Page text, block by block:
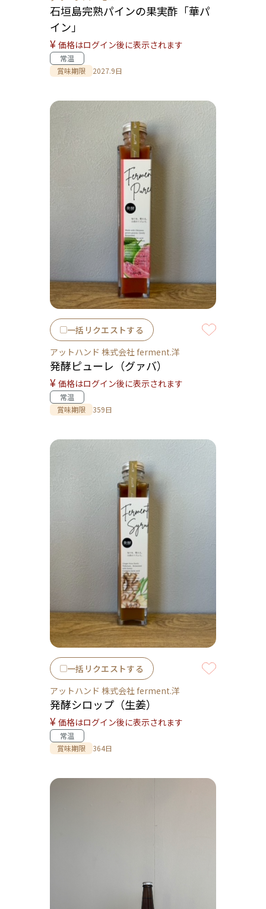
石垣島完熟パインの果実酢「華パ
イン」
¥ 価格はログイン後に表示されます
常温
賞味期限
2027.9日
一括リクエストする
アットハンド 株式会社 ferment.洋
発酵ピューレ（グァバ）
¥ 価格はログイン後に表示されます
常温
賞味期限
359日
一括リクエストする
アットハンド 株式会社 ferment.洋
発酵シロップ（生姜）
¥ 価格はログイン後に表示されます
常温
賞味期限
364日